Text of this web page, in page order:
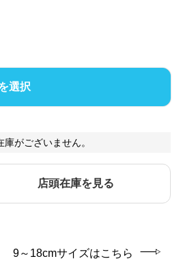
選択
がございません。
店頭在庫を見る
9～18cmサイズはこちら